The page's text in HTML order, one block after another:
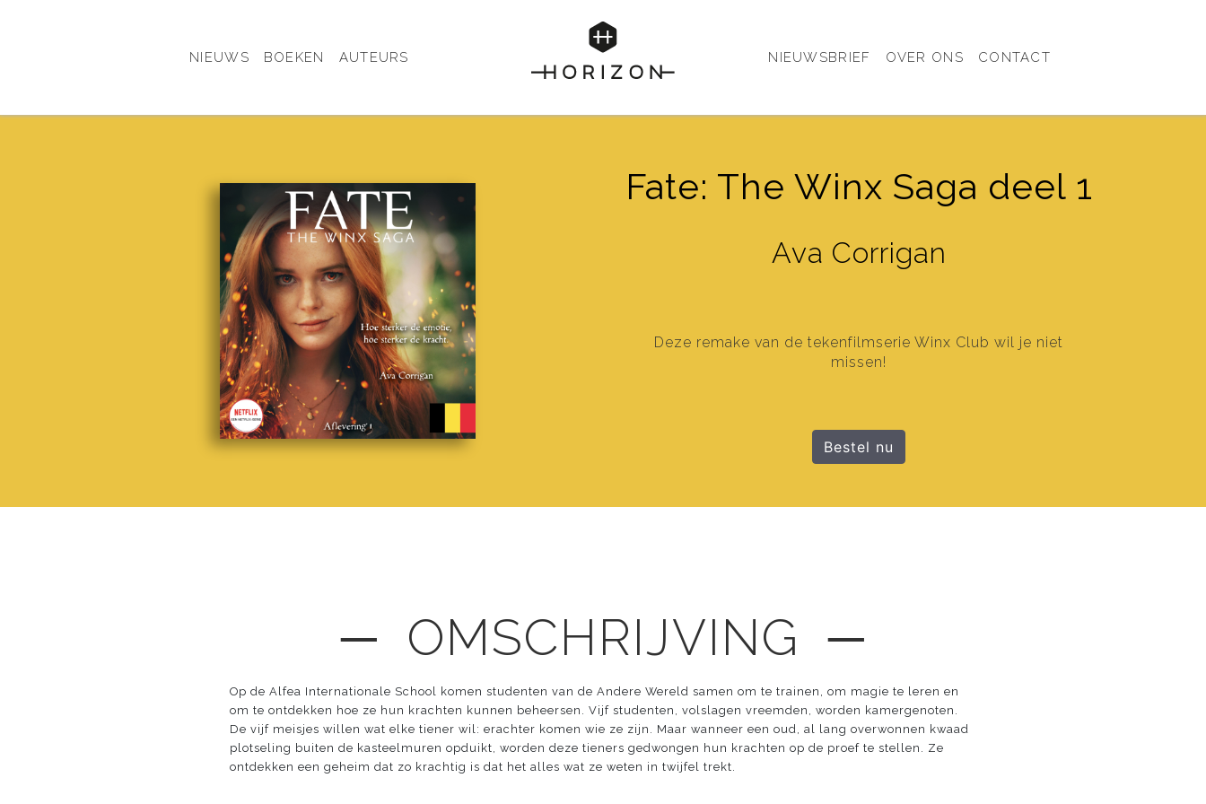
NIEUWS BOEKEN AUTEURS NIEUWSBRIEF OVER ONS CONTACT
Fate: The Winx Saga deel 1
Ava Corrigan
Deze remake van de tekenfilmserie Winx Club wil je niet
missen!
Bestel nu
─ OMSCHRIJVING ─
Op de Alfea Internationale School komen studenten van de Andere Wereld samen om te trainen, om magie te leren en
om te ontdekken hoe ze hun krachten kunnen beheersen. Vijf studenten, volslagen vreemden, worden kamergenoten.
De vijf meisjes willen wat elke tiener wil: erachter komen wie ze zijn. Maar wanneer een oud, al lang overwonnen kwaad
plotseling buiten de kasteelmuren opduikt, worden deze tieners gedwongen hun krachten op de proef te stellen. Ze
ontdekken een geheim dat zo krachtig is dat het alles wat ze weten in twijfel trekt.